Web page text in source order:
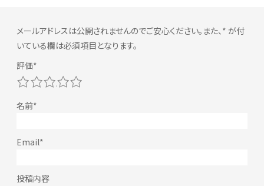
メールアドレスは公開されませんのでご安心ください。また、* が付
いている欄は必須項目となります。
5
4
3
2